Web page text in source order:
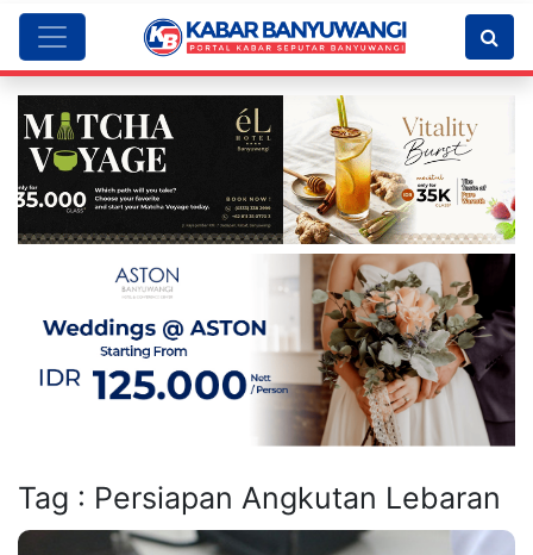
Tag : Persiapan Angkutan Lebaran